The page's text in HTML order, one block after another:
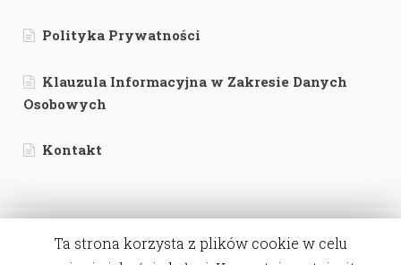
Polityka Prywatności
Klauzula Informacyjna w Zakresie Danych
Osobowych
Kontakt
Ta strona korzysta z plików cookie w celu